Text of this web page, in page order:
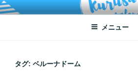
コ
ン
ン
ATSUKO KURUSU
written by Atsuko Kurusu
メニュー
タグ: ベルーナドーム